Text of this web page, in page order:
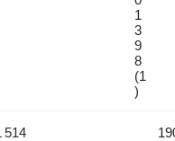
1
3
9
8
(1
)
514